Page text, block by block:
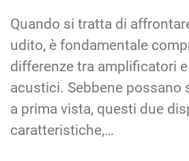
Quando si tratta di
udito, è fondamentale
differenze tra amplificatori
acustici. Sebbene possano
a prima vista, questi due
caratteristiche,…